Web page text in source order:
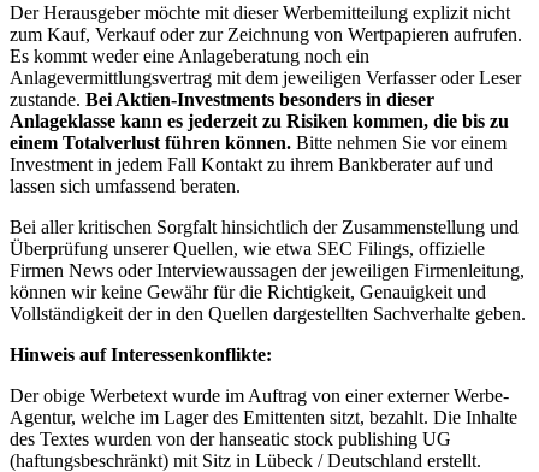
Der Herausgeber möchte mit dieser Werbemitteilung explizit nicht
zum Kauf, Verkauf oder zur Zeichnung von Wertpapieren aufrufen.
Es kommt weder eine Anlageberatung noch ein
Anlagevermittlungsvertrag mit dem jeweiligen Verfasser oder Leser
zustande. Bei Aktien-Investments besonders in dieser
Anlageklasse kann es jederzeit zu Risiken kommen, die bis zu
einem Totalverlust führen können. Bitte nehmen Sie vor einem
Investment in jedem Fall Kontakt zu ihrem Bankberater auf und
lassen sich umfassend beraten.
Bei aller kritischen Sorgfalt hinsichtlich der Zusammenstellung und
Überprüfung unserer Quellen, wie etwa SEC Filings, offizielle
Firmen News oder Interviewaussagen der jeweiligen Firmenleitung,
können wir keine Gewähr für die Richtigkeit, Genauigkeit und
Vollständigkeit der in den Quellen dargestellten Sachverhalte geben.
Hinweis auf Interessenkonflikte:
Der obige Werbetext wurde im Auftrag von einer externer Werbe-
Agentur, welche im Lager des Emittenten sitzt, bezahlt. Die Inhalte
des Textes wurden von der hanseatic stock publishing UG
(haftungsbeschränkt) mit Sitz in Lübeck / Deutschland erstellt.